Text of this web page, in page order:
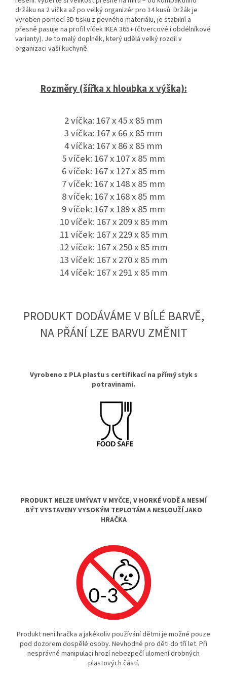
držáku na 2 víčka až po velký organizér pro 14 kusů. Držák je
vyroben pomocí 3D tisku z pevného materiálu, je stabilní a
přesně pasuje na profil víček IKEA 365+ (čtvercové i obdélníkové
varianty). Je to malý doplněk, který udělá velký rozdíl v
organizaci vaší kuchyně.
Rozměry (šířka x hloubka x výška):
2 víčka: 167 x 45 x 85 mm
3 víčka: 167 x 66 x 85 mm
4 víčka: 167 x 86 x 85 mm
5 víček: 167 x 107 x 85 mm
6 víček: 167 x 127 x 85 mm
7 víček: 167 x 148 x 85 mm
8 víček: 167 x 168 x 85 mm
9 víček: 167 x 189 x 85 mm
10 víček: 167 x 209 x 85 mm
11 víček: 167 x 229 x 85 mm
12 víček: 167 x 250 x 85 mm
13 víček: 167 x 270 x 85 mm
14 víček: 167 x 291 x 85 mm
PRODUKT DODÁVÁME V BÍLÉ BARVĚ,
NA PŘÁNÍ LZE BARVU ZMĚNIT
Vyrobeno z PLA plastu s certifikací na přímý styk s
potravinami.
PRODUKT NELZE UMÝVAT V MYČCE, V HORKÉ VODĚ A NESMÍ
BÝT VYSTAVENY VYSOKÝM TEPLOTÁM A NESLOUŽÍ JAKO
HRAČKA
Produkt není hračka a jakékoliv používání dětmi je možné pouze
pod dozorem dospělé osoby. Nevhodné pro děti do tří let. Při
nesprávné manipulaci hrozí nebezpečí ulomení drobných
plastových částí.